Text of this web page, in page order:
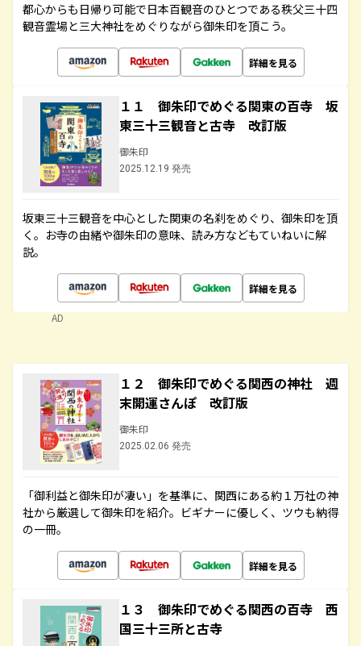
都心からも日帰り可能で日本百観音のひとつである秩父三十四
観音霊場と三大神社をめぐりながら御朱印を頂こう。
詳細を見る
１１ 御朱印でめぐる関東の百寺 坂
東三十三観音と古寺 改訂版
御朱印
2025.12.19 発売
坂東三十三観音を中心とした関東の名刹をめぐり、御朱印を頂
く。お寺の由緒や御朱印の意味、読み方などもていねいに解
説。
詳細を見る
AD
１２ 御朱印でめぐる関西の神社 週
末開運さんぽ 改訂版
御朱印
2025.02.06 発売
「御利益と御朱印が凄い」を基準に、関西にある約１万社の神
社から厳選して御朱印を紹介。ビギナーに優しく、ツウも納得
の一冊。
詳細を見る
１３ 御朱印でめぐる関西の百寺 西
国三十三所と古寺